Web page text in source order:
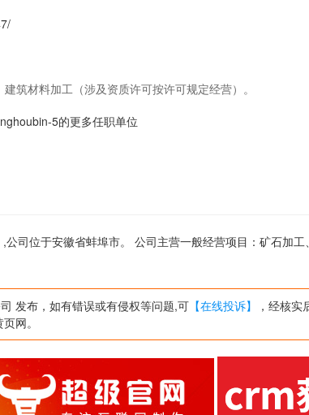
筑材料加工（涉及资质许可按许可规定经营）。
5的更多任职单位
司位于安徽省蚌埠市。 公司主营一般经营项目：矿石加
发布，如有错误或有侵权等问题,可 【在线投诉】
，经核
网。